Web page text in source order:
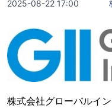
2025-08-22 17:00
株式会社グローバルイ